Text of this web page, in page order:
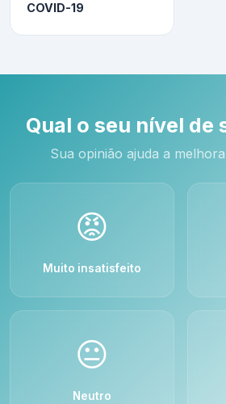
COVID-19
Qual o seu nível de
Sua opinião ajuda a
😡
Muito insatisfeito
😐
Neutro